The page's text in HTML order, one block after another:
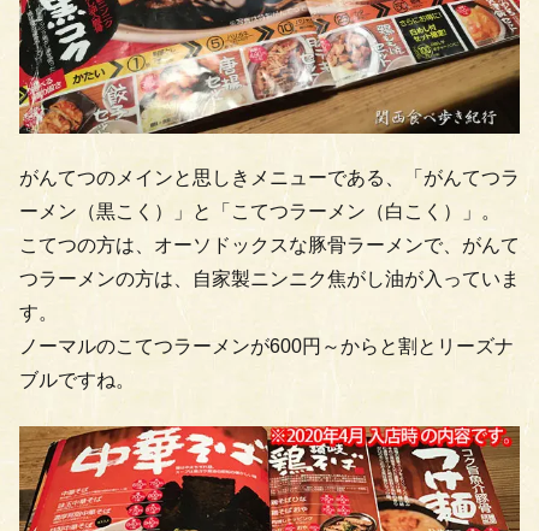
がんてつのメインと思しきメニューである、「がんてつラ
ーメン（黒こく）」と「こてつラーメン（白こく）」。
こてつの方は、オーソドックスな豚骨ラーメンで、がんて
つラーメンの方は、自家製ニンニク焦がし油が入っていま
す。
ノーマルのこてつラーメンが600円～からと割とリーズナ
ブルですね。